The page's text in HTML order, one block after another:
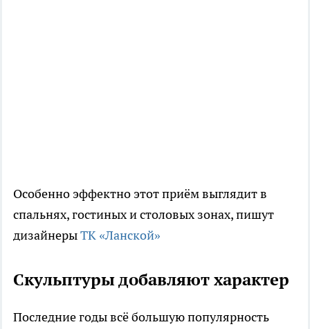
Особенно эффектно этот приём выглядит в
спальнях, гостиных и столовых зонах, пишут
дизайнерыТК «Ланской»
Скульптуры добавляют характер
Последние годы всё большую популярность